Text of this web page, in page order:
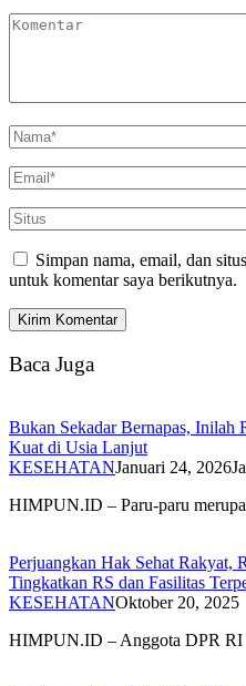
Simpan nama, email, dan
untuk komentar saya berikutnya.
Baca Juga
Bukan Sekadar Bernapas, Inilah
Kuat di Usia Lanjut
KESEHATANJanuari 24, 2026
HIMPUN.ID – Paru-paru
Perjuangkan Hak Sehat Rakyat,
Tingkatkan RS dan Fasilitas
KESEHATANOktober 20, 2025
HIMPUN.ID – Anggota DPR